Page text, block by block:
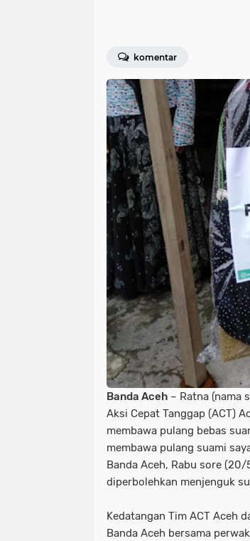
komentar
Banda Aceh – Ratna (nama
Aksi Cepat Tanggap (ACT)
membawa pulang bebas
membawa pulang suami
Banda Aceh, Rabu sore
diperbolehkan menjenguk
Kedatangan Tim ACT Aceh
Banda Aceh bersama